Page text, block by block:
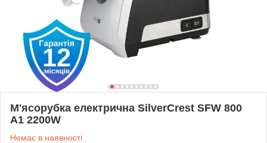
М'ясорубка електрична SilverCrest SFW 800
A1 2200W
Немає в наявності